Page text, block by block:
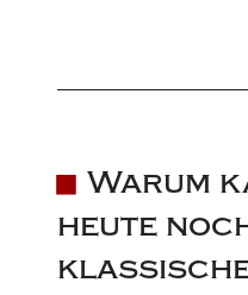
Warum
heute